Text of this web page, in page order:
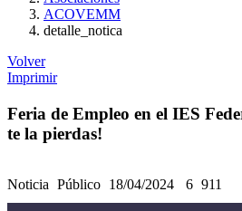
ACOVEMM
detalle_notica
Volver
Imprimir
Feria de Empleo en el IES
te la pierdas!
Noticia Público 18/04/2024 6 911